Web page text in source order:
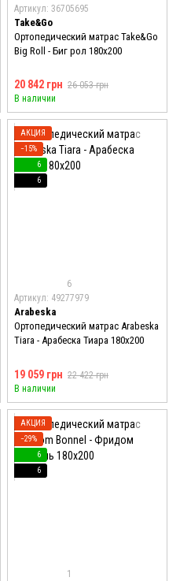
Артикул: 36705695
Take&Go
Ортопедический матрас Take&Go
Big Roll - Биг рол 180x200
20 842 грн 26 053 грн
В наличии
АКЦИЯ
−15%
6
6
6
Артикул: 49277979
Arabeska
Ортопедический матрас Arabeska
Tiara - Арабеска Тиара 180x200
19 059 грн 22 422 грн
В наличии
АКЦИЯ
−29%
6
6
1